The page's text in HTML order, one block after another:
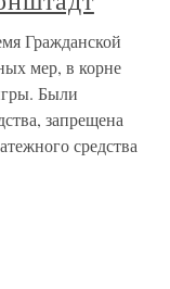
Гражданской
мер, в корне
Были
запрещена
средства